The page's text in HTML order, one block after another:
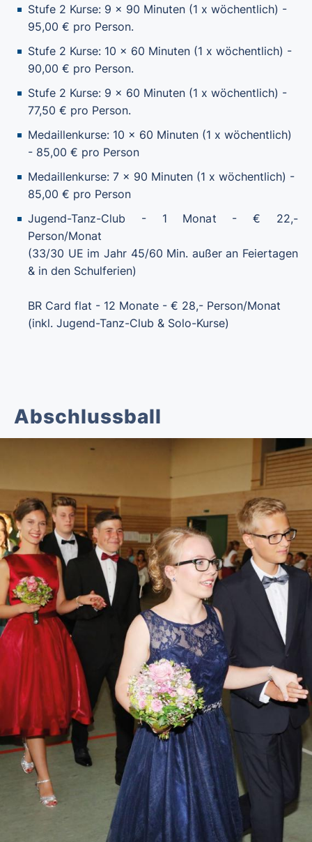
Stufe 2 Kurse: 9 x 90 Minuten (1 x wöchentlich) -
95,00 € pro Person.
Stufe 2 Kurse: 10 x 60 Minuten (1 x wöchentlich) -
90,00 € pro Person.
Stufe 2 Kurse: 9 x 60 Minuten (1 x wöchentlich) -
77,50 € pro Person.
Medaillenkurse: 10 x 60 Minuten (1 x wöchentlich)
- 85,00 € pro Person
Medaillenkurse: 7 x 90 Minuten (1 x wöchentlich) -
85,00 € pro Person
Jugend-Tanz-Club - 1 Monat - € 22,-
Person/Monat
(33/30 UE im Jahr 45/60 Min. außer an Feiertagen
& in den Schulferien)
BR Card flat - 12 Monate - € 28,- Person/Monat
(inkl. Jugend-Tanz-Club & Solo-Kurse)
Abschlussball